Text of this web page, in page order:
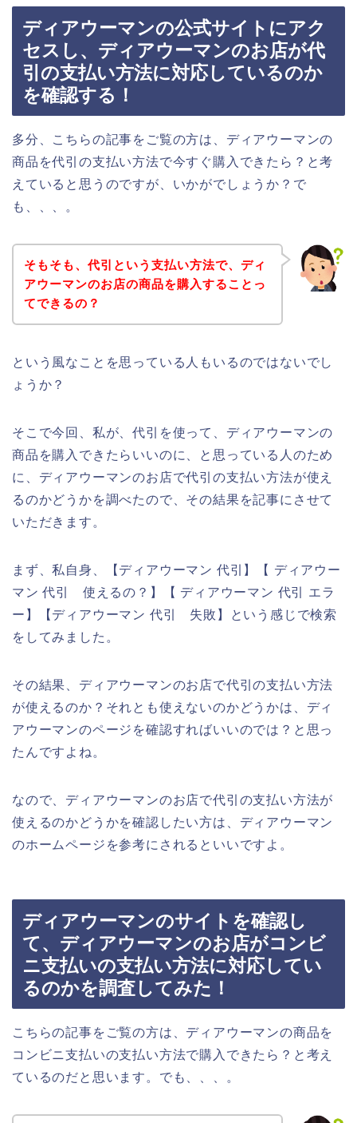
ディアウーマンの公式サイトにアク
セスし、ディアウーマンのお店が代
引の支払い方法に対応しているのか
を確認する！
多分、こちらの記事をご覧の方は、ディアウーマンの
商品を代引の支払い方法で今すぐ購入できたら？と考
えていると思うのですが、いかがでしょうか？で
も、、、。
そもそも、代引という支払い方法で、ディ
アウーマンのお店の商品を購入することっ
てできるの？
という風なことを思っている人もいるのではないでし
ょうか？
そこで今回、私が、代引を使って、ディアウーマンの
商品を購入できたらいいのに、と思っている人のため
に、ディアウーマンのお店で代引の支払い方法が使え
るのかどうかを調べたので、その結果を記事にさせて
いただきます。
まず、私自身、【ディアウーマン 代引】【 ディアウー
マン 代引 使えるの？】【 ディアウーマン 代引 エラ
ー】【ディアウーマン 代引 失敗】という感じで検索
をしてみました。
その結果、ディアウーマンのお店で代引の支払い方法
が使えるのか？それとも使えないのかどうかは、ディ
アウーマンのページを確認すればいいのでは？と思っ
たんですよね。
なので、ディアウーマンのお店で代引の支払い方法が
使えるのかどうかを確認したい方は、ディアウーマン
のホームページを参考にされるといいですよ。
ディアウーマンのサイトを確認し
て、ディアウーマンのお店がコンビ
ニ支払いの支払い方法に対応してい
るのかを調査してみた！
こちらの記事をご覧の方は、ディアウーマンの商品を
コンビニ支払いの支払い方法で購入できたら？と考え
ているのだと思います。でも、、、。